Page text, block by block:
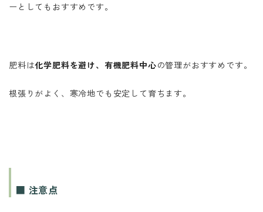
ーとしてもおすすめです。
肥料は化学肥料を避け、有機肥料中心の管理がおすすめです。
根張りがよく、寒冷地でも安定して育ちます。
■ 注意点